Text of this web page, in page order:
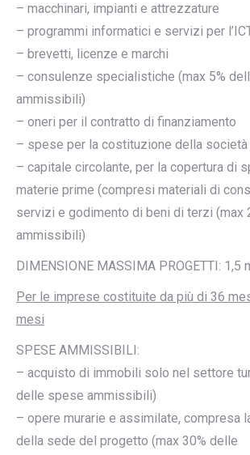
– macchinari, impianti e attrezzature
– programmi informatici e servizi per
– brevetti, licenze e marchi
– consulenze specialistiche (max 5%
ammissibili)
– oneri per il contratto di finanziamento
– spese per la costituzione della società
– capitale circolante, per la copertura di
materie prime (compresi materiali di
servizi e godimento di beni di terzi (max
ammissibili)
DIMENSIONE MASSIMA PROGETTI: 1,5
Per le imprese costituite da più di 36
mesi
SPESE AMMISSIBILI:
– acquisto di immobili solo nel settore
delle spese ammissibili)
– opere murarie e assimilate, compresa
della sede del progetto (max 30% delle